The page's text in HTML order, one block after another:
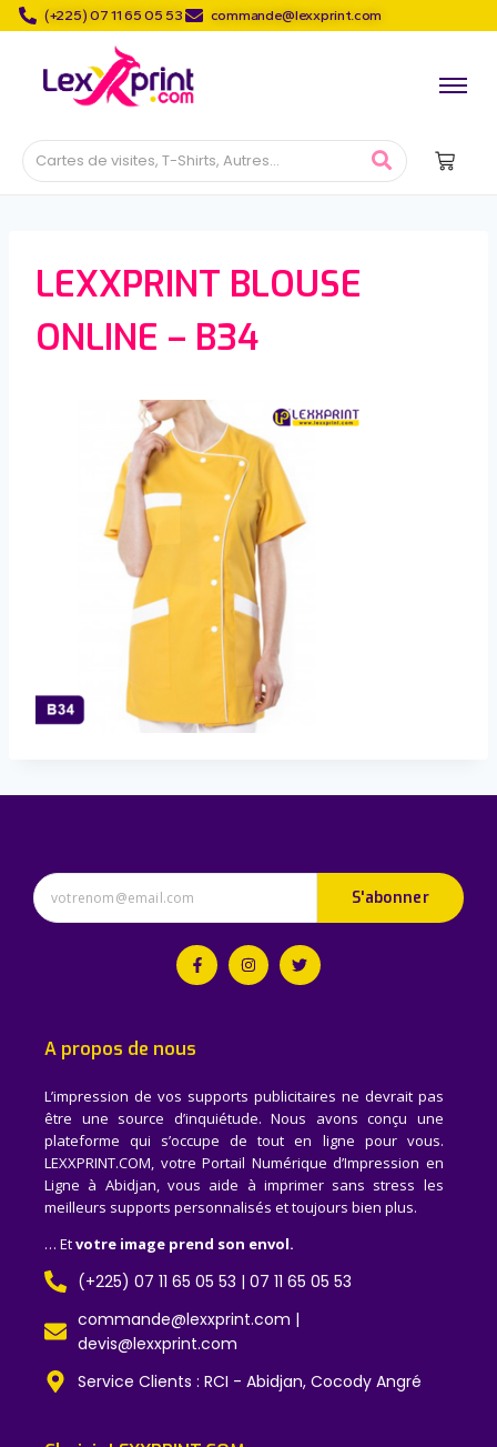
(+225) 07 11 65 05 53 commande@lexxprint.com
LEXXPRINT BLOUSE
ONLINE – B34
S'abonner
A propos de nous
L’impression de vos supports publicitaires ne devrait pas
être une source d’inquiétude. Nous avons conçu une
plateforme qui s’occupe de tout en ligne pour vous.
LEXXPRINT.COM, votre Portail Numérique d’Impression en
Ligne à Abidjan, vous aide à imprimer sans stress les
meilleurs supports personnalisés et toujours bien plus.
… Etvotre image prend son envol.
(+225) 07 11 65 05 53 | 07 11 65 05 53
commande@lexxprint.com |
devis@lexxprint.com
Service Clients : RCI - Abidjan, Cocody Angré